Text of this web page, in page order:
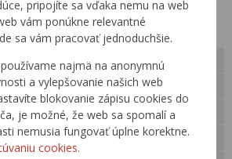
pripojíte sa vďaka nemu na web
vám ponúkne relevantné
sa vám pracovať jednoduchšie.
najmä na anonymnú
a vylepšovanie našich web
blokovanie zápisu cookies do
je možné, že web sa spomalí a
nemusia fungovať úplne korektne.
cookies.